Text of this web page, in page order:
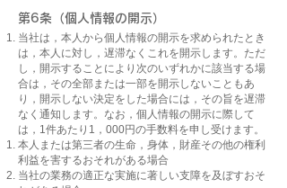
第6条（個人情報の開示）
当社は，本人から個人情報の開示を求められたとき
は，本人に対し，遅滞なくこれを開示します。ただ
し，開示することにより次のいずれかに該当する場
合は，その全部または一部を開示しないこともあ
り，開示しない決定をした場合には，その旨を遅滞
なく通知します。なお，個人情報の開示に際して
は，1件あたり1，000円の手数料を申し受けます。
本人または第三者の生命，身体，財産その他の権利
利益を害するおそれがある場合
当社の業務の適正な実施に著しい支障を及ぼすおそ